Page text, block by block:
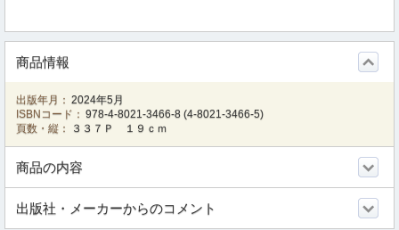
商品情報
出版年月： 2024年5月
ISBNコード： 978-4-8021-3466-8 (4-8021-3466-5)
頁数・縦：
３３７Ｐ １９ｃｍ
商品の内容
出版社・メーカーからのコメント